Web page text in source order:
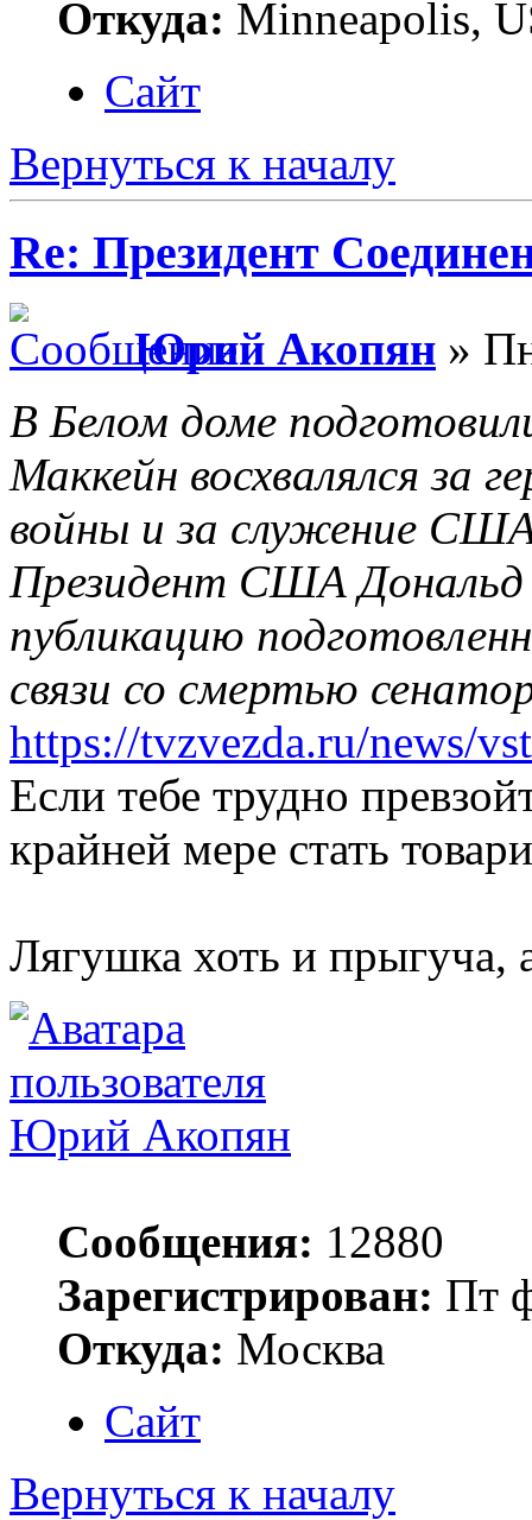
Откуда: Minneapolis,
Сайт
Вернуться к началу
Re: Президент
Юрий Акопян »
В Белом доме
Маккейн восхвалялся за
войны и за служение
Президент США Дональд
публикацию
связи со смертью
https://tvzvezda.ru/news/
Если тебе трудно
крайней мере стать
Лягушка хоть и прыгуча,
Юрий Акопян
Сообщения: 12880
Зарегистрирован: Пт
Откуда: Москва
Сайт
Вернуться к началу